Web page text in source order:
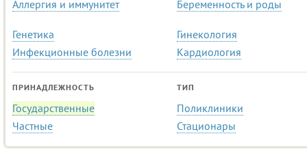
Аллергия и иммунитет Беременность и роды
Генетика
Гинекология
Инфекционные болезни
Кардиология
ПРИНАДЛЕЖНОСТЬ
Государственные
Частные
ТИП
Поликлиники
Стационары